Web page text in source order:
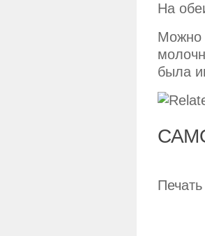
На
Можно
была